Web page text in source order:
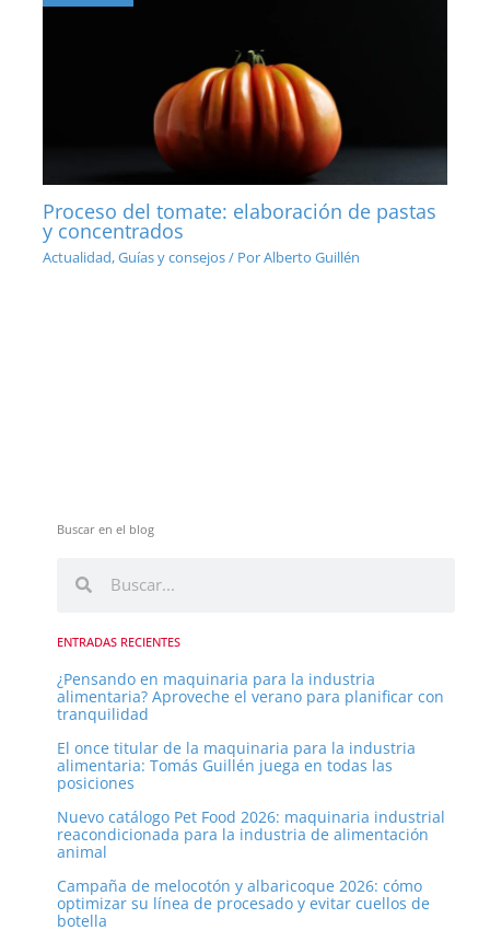
Proceso del tomate: elaboración de pastas
y concentrados
Actualidad,Guías y consejos/ PorAlberto Guillén
Buscar en el blog
c
r
s
c
a
ENTRADAS RECIENTES
¿Pensando en maquinaria para la industria
alimentaria? Aproveche el verano para planificar con
tranquilidad
El once titular de la maquinaria para la industria
alimentaria: Tomás Guillén juega en todas las
posiciones
Nuevo catálogo Pet Food 2026: maquinaria industrial
reacondicionada para la industria de alimentación
animal
Campaña de melocotón y albaricoque 2026: cómo
optimizar su línea de procesado y evitar cuellos de
botella